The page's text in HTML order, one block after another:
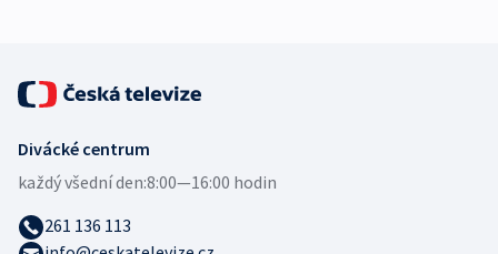
Divácké centrum
každý všední den:8:00—16:00 hodin
261 136 113